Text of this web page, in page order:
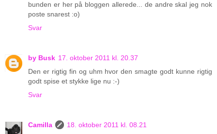
bunden er her på bloggen allerede... de andre skal jeg nok
poste snarest :o)
Svar
by Busk 17. oktober 2011 kl. 20.37
Den er rigtig fin og uhm hvor den smagte godt kunne rigtig
godt spise et stykke lige nu :-)
Svar
Camilla
18. oktober 2011 kl. 08.21